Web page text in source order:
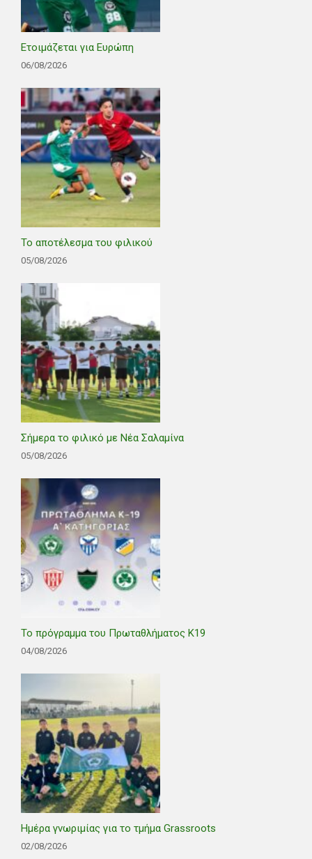
Ετοιμάζεται για Ευρώπη
06/08/2026
Το αποτέλεσμα του φιλικού
05/08/2026
Σήμερα το φιλικό με Νέα Σαλαμίνα
05/08/2026
Το πρόγραμμα του Πρωταθλήματος Κ19
04/08/2026
Ημέρα γνωριμίας για το τμήμα Grassroots
02/08/2026